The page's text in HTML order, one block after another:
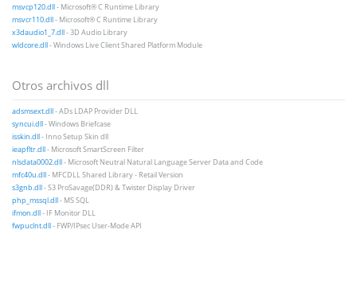
msvcp120.dll- Microsoft® C Runtime Library
msvcr110.dll- Microsoft® C Runtime Library
x3daudio1_7.dll- 3D Audio Library
wldcore.dll- Windows Live Client Shared Platform Module
Otros archivos dll
adsmsext.dll- ADs LDAP Provider DLL
syncui.dll- Windows Briefcase
isskin.dll- Inno Setup Skin dll
ieapfltr.dll- Microsoft SmartScreen Filter
nlsdata0002.dll- Microsoft Neutral Natural Language Server Data and Code
mfc40u.dll- MFCDLL Shared Library - Retail Version
s3gnb.dll- S3 ProSavage(DDR) & Twister Display Driver
php_mssql.dll- MS SQL
ifmon.dll- IF Monitor DLL
fwpuclnt.dll- FWP/IPsec User-Mode API